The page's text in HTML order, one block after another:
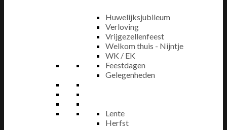
Huwelijksjubileum
Verloving
Vrijgezellenfeest
Welkom thuis - Nijntje
WK / EK
Feestdagen
Gelegenheden
Lente
Herfst